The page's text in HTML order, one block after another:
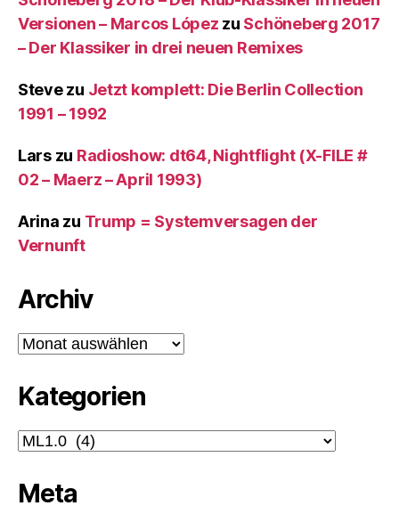
Versionen – Marcos López zu Schöneberg 2017
– Der Klassiker in drei neuen Remixes
Stevezu Jetzt komplett: Die Berlin Collection
1991 – 1992
Larszu Radioshow: dt64, Nightflight (X-FILE #
02 – Maerz – April 1993)
Arina zu Trump = Systemversagen der
Vernunft
Archiv
Archiv
Kategorien
Kategorien
Meta